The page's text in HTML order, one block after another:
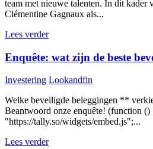
team met nieuwe talenten. In dit kader
Clémentine Gagnaux als...
Lees verder
Enquête: wat zijn de beste
Investering Lookandfin
Welke beveiligde beleggingen **
Beantwoord onze enquête! (function
"https://tally.so/widgets/embed.js";...
Lees verder